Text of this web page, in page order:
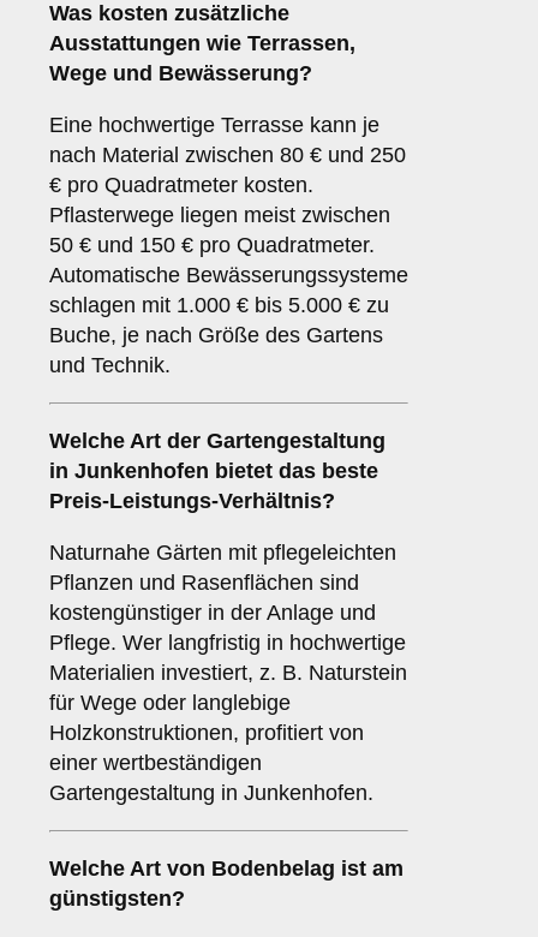
Was kosten zusätzliche
Ausstattungen wie Terrassen,
Wege und Bewässerung?
Eine hochwertige Terrasse kann je
nach Material zwischen 80 € und 250
€ pro Quadratmeter kosten.
Pflasterwege liegen meist zwischen
50 € und 150 € pro Quadratmeter.
Automatische Bewässerungssysteme
schlagen mit 1.000 € bis 5.000 € zu
Buche, je nach Größe des Gartens
und Technik.
Welche Art der Gartengestaltung
in Junkenhofen bietet das beste
Preis-Leistungs-Verhältnis?
Naturnahe Gärten mit pflegeleichten
Pflanzen und Rasenflächen sind
kostengünstiger in der Anlage und
Pflege. Wer langfristig in hochwertige
Materialien investiert, z. B. Naturstein
für Wege oder langlebige
Holzkonstruktionen, profitiert von
einer wertbeständigen
Gartengestaltung in Junkenhofen.
Welche Art von Bodenbelag ist am
günstigsten?